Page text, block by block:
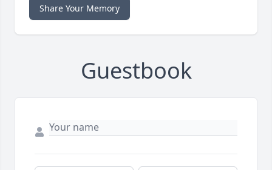
Share Your Memory
Guestbook